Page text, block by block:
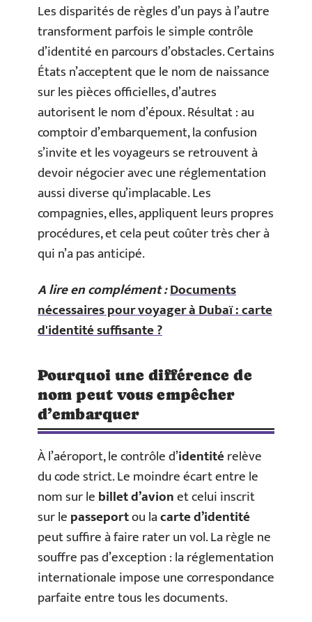
Les disparités de règles d’un pays à l’autre
transforment parfois le simple contrôle
d’identité en parcours d’obstacles. Certains
États n’acceptent que le nom de naissance
sur les pièces officielles, d’autres
autorisent le nom d’époux. Résultat : au
comptoir d’embarquement, la confusion
s’invite et les voyageurs se retrouvent à
devoir négocier avec une réglementation
aussi diverse qu’implacable. Les
compagnies, elles, appliquent leurs propres
procédures, et cela peut coûter très cher à
qui n’a pas anticipé.
A lire en complément :Documents
nécessaires pour voyager à Dubaï : carte
d'identité suffisante ?
Pourquoi une différence de
nom peut vous empêcher
d’embarquer
À l’aéroport, le contrôle d’identitérelève
du code strict. Le moindre écart entre le
nom sur lebillet d’avionet celui inscrit
sur lepasseportou lacarte d’identité
peut suffire à faire rater un vol. La règle ne
souffre pas d’exception : la réglementation
internationale impose une correspondance
parfaite entre tous les documents.